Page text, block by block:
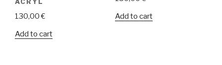
130,00€
Add to cart
Add to cart